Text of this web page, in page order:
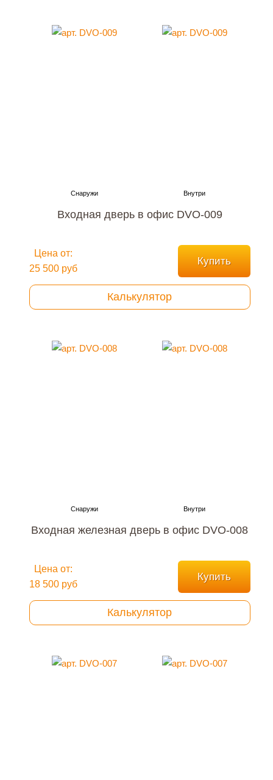
Входная дверь в офис DVO-009
Цена от:
25 500 руб
Купить
Калькулятор
Входная железная дверь в офис DVO-008
Цена от:
18 500 руб
Купить
Калькулятор